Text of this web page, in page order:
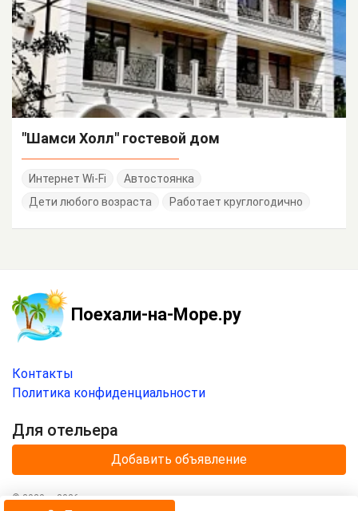
"Шамси Холл" гостевой дом
Интернет Wi-Fi
Автостоянка
Дети любого возраста
Работает круглогодично
Поехали-на-Море.ру
Контакты
Политика конфиденциальности
Для отельера
Добавить объявление
© 2020 —2026г.